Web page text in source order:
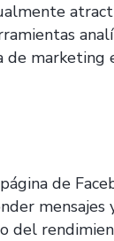
de marketing
de
mensajes
del